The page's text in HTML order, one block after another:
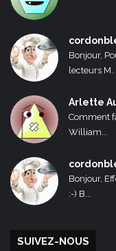
Bonjour,
lecteurs M...
Arlette
Comment
William...
Bonjour,
:-) B...
SUIVEZ-NOUS